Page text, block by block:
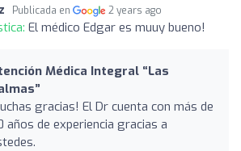
Publicada en 2 years ago
El médico Edgar es muuy bueno!
Médica Integral “Las
gracias! El Dr cuenta con más de
años de experiencia gracias a